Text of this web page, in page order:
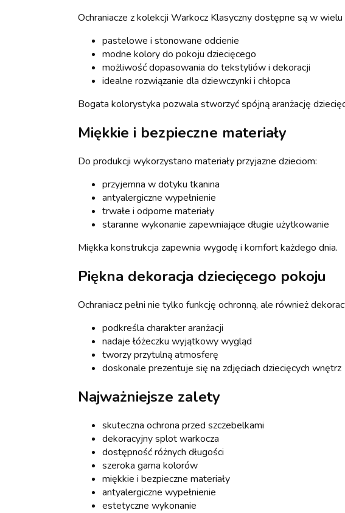
Ochraniacze z kolekcji Warkocz Klasyczny dostępne są w wielu
pastelowe i stonowane odcienie
modne kolory do pokoju dziecięcego
możliwość dopasowania do tekstyliów i dekoracji
idealne rozwiązanie dla dziewczynki i chłopca
Bogata kolorystyka pozwala stworzyć spójną aranżację
Miękkie i bezpieczne materiały
Do produkcji wykorzystano materiały przyjazne dzieciom:
przyjemna w dotyku tkanina
antyalergiczne wypełnienie
trwałe i odporne materiały
staranne wykonanie zapewniające długie użytkowanie
Miękka konstrukcja zapewnia wygodę i komfort każdego dnia.
Piękna dekoracja dziecięcego pokoju
Ochraniacz pełni nie tylko funkcję ochronną, ale również
podkreśla charakter aranżacji
nadaje łóżeczku wyjątkowy wygląd
tworzy przytulną atmosferę
doskonale prezentuje się na zdjęciach dziecięcych wnętrz
Najważniejsze zalety
skuteczna ochrona przed szczebelkami
dekoracyjny splot warkocza
dostępność różnych długości
szeroka gama kolorów
miękkie i bezpieczne materiały
antyalergiczne wypełnienie
estetyczne wykonanie